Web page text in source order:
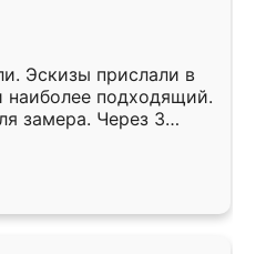
Эскизы прислали в
наиболее подходящий.
замера. Через 3
готова. Остались
Ренессанс
работу!